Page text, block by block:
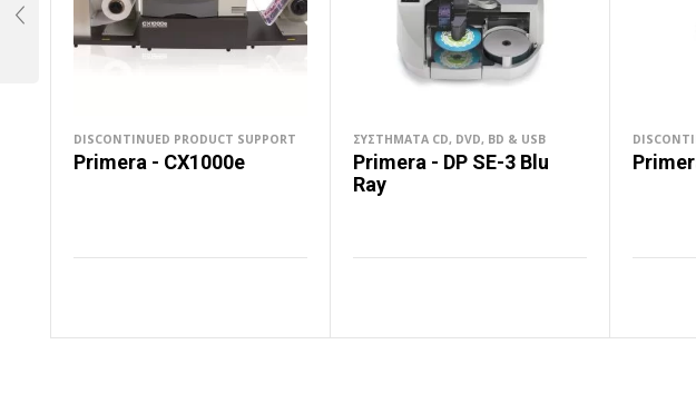
DISCONTINUED PRODUCT SUPPORT
Primera - CX1000e
ΣΥΣΤΉΜΑΤΑ CD, DVD, BD & USB
Primera - DP SE-3 Blu
Ray